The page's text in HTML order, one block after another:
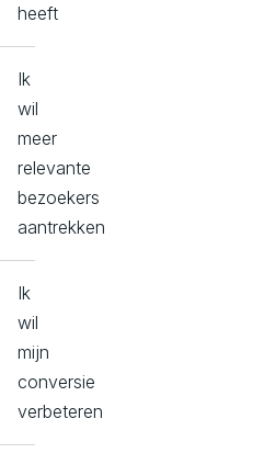
heeft
Ik
wil
meer
relevante
bezoekers
aantrekken
Ik
wil
mijn
conversie
verbeteren